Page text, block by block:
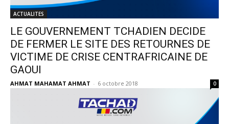
ACTUALITES
LE GOUVERNEMENT TCHADIEN DECIDE
DE FERMER LE SITE DES RETOURNES DE
VICTIME DE CRISE CENTRAFRICAINE DE
GAOUI
AHMAT MAHAMAT AHMAT - 6 octobre 2018 0